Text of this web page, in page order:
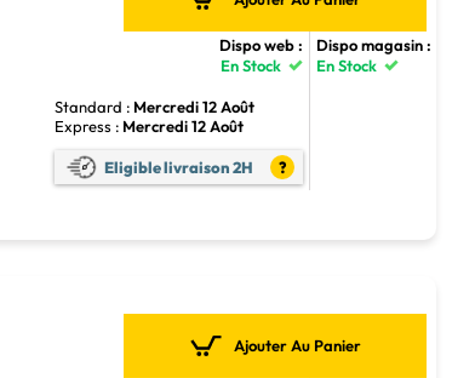
Dispo web :
En Stock
Standard : Mercredi 12 Août
Express : Mercredi 12 Août
Eligible livraison 2H ?
Dispo magasin :
En Stock
Ajouter Au Panier